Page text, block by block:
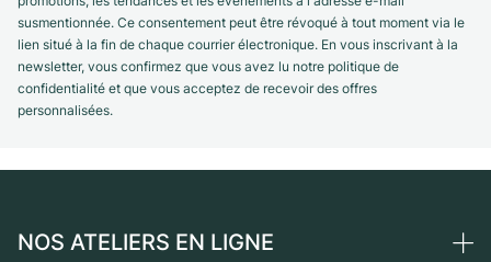
susmentionnée. Ce consentement peut être révoqué à tout moment via le
lien situé à la fin de chaque courrier électronique. En vous inscrivant à la
newsletter, vous confirmez que vous avez lu notre politique de
confidentialité et que vous acceptez de recevoir des offres
personnalisées.
NOS ATELIERS EN LIGNE